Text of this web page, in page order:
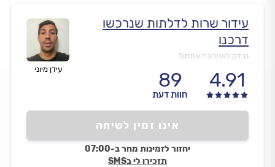
עידן מיוני
עידור שרות לדלתות שנרכשו
דרכנו
נבדק לאחרונה אתמול
4.91
89
חוות דעת
אינו זמין לשיחה
יחזור לזמינות מחר ב-07:00
תזכירו לי בSMS